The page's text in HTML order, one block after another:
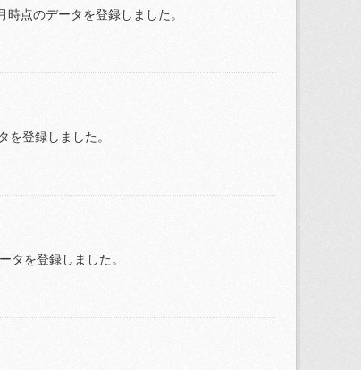
点のデータを登録しました。
登録しました。
を登録しました。